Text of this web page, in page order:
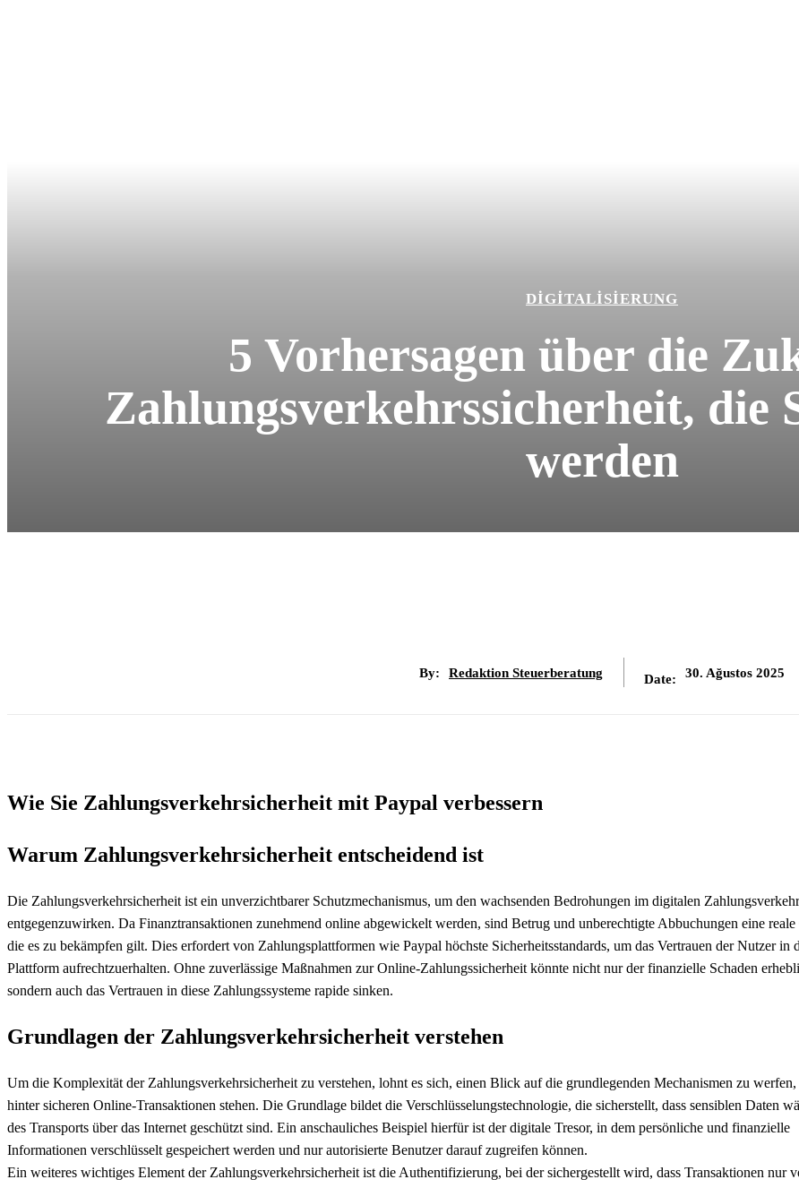
DIGITALISIERUNG
5 Vorhersagen über die
Zahlungsverkehrssicherheit, die
werden
By: Redaktion Steuerberatung Date: 30. Ağustos 2025
Wie Sie Zahlungsverkehrsicherheit mit Paypal verbessern
Warum Zahlungsverkehrsicherheit entscheidend ist
Die Zahlungsverkehrsicherheit ist ein unverzichtbarer Schutzmechanismus, um den wachsenden Bedrohungen im digitalen Zahlungsverkehr
entgegenzuwirken. Da Finanztransaktionen zunehmend online abgewickelt werden, sind Betrug und unberechtigte Abbuchungen eine reale
die es zu bekämpfen gilt. Dies erfordert von Zahlungsplattformen wie Paypal höchste Sicherheitsstandards, um das Vertrauen der Nutzer in
Plattform aufrechtzuerhalten. Ohne zuverlässige Maßnahmen zur Online-Zahlungssicherheit könnte nicht nur der finanzielle Schaden
sondern auch das Vertrauen in diese Zahlungssysteme rapide sinken.
Grundlagen der Zahlungsverkehrsicherheit verstehen
Um die Komplexität der Zahlungsverkehrsicherheit zu verstehen, lohnt es sich, einen Blick auf die grundlegenden Mechanismen zu werfen,
hinter sicheren Online-Transaktionen stehen. Die Grundlage bildet die Verschlüsselungstechnologie, die sicherstellt, dass sensiblen Daten
des Transports über das Internet geschützt sind. Ein anschauliches Beispiel hierfür ist der digitale Tresor, in dem persönliche und finanzielle
Informationen verschlüsselt gespeichert werden und nur autorisierte Benutzer darauf zugreifen können.
Ein weiteres wichtiges Element der Zahlungsverkehrsicherheit ist die Authentifizierung, bei der sichergestellt wird, dass Transaktionen nur